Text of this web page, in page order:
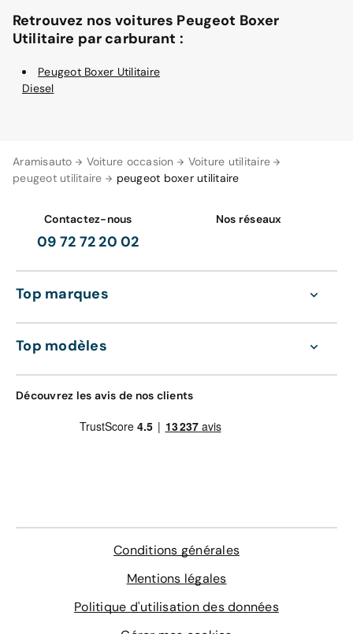
Aramisauto Voiture occasion
Voiture utilitaire
peugeot utilitaire
peugeot boxer utilitaire
Retrouvez nos voitures Peugeot Boxer
Utilitaire par carburant :
Peugeot Boxer Utilitaire
Diesel
Contactez-nous
09 72 72 20 02
Nos réseaux
Top marques
Top modèles
Découvrez les avis de nos clients
Conditions générales
Mentions légales
Politique d'utilisation des données